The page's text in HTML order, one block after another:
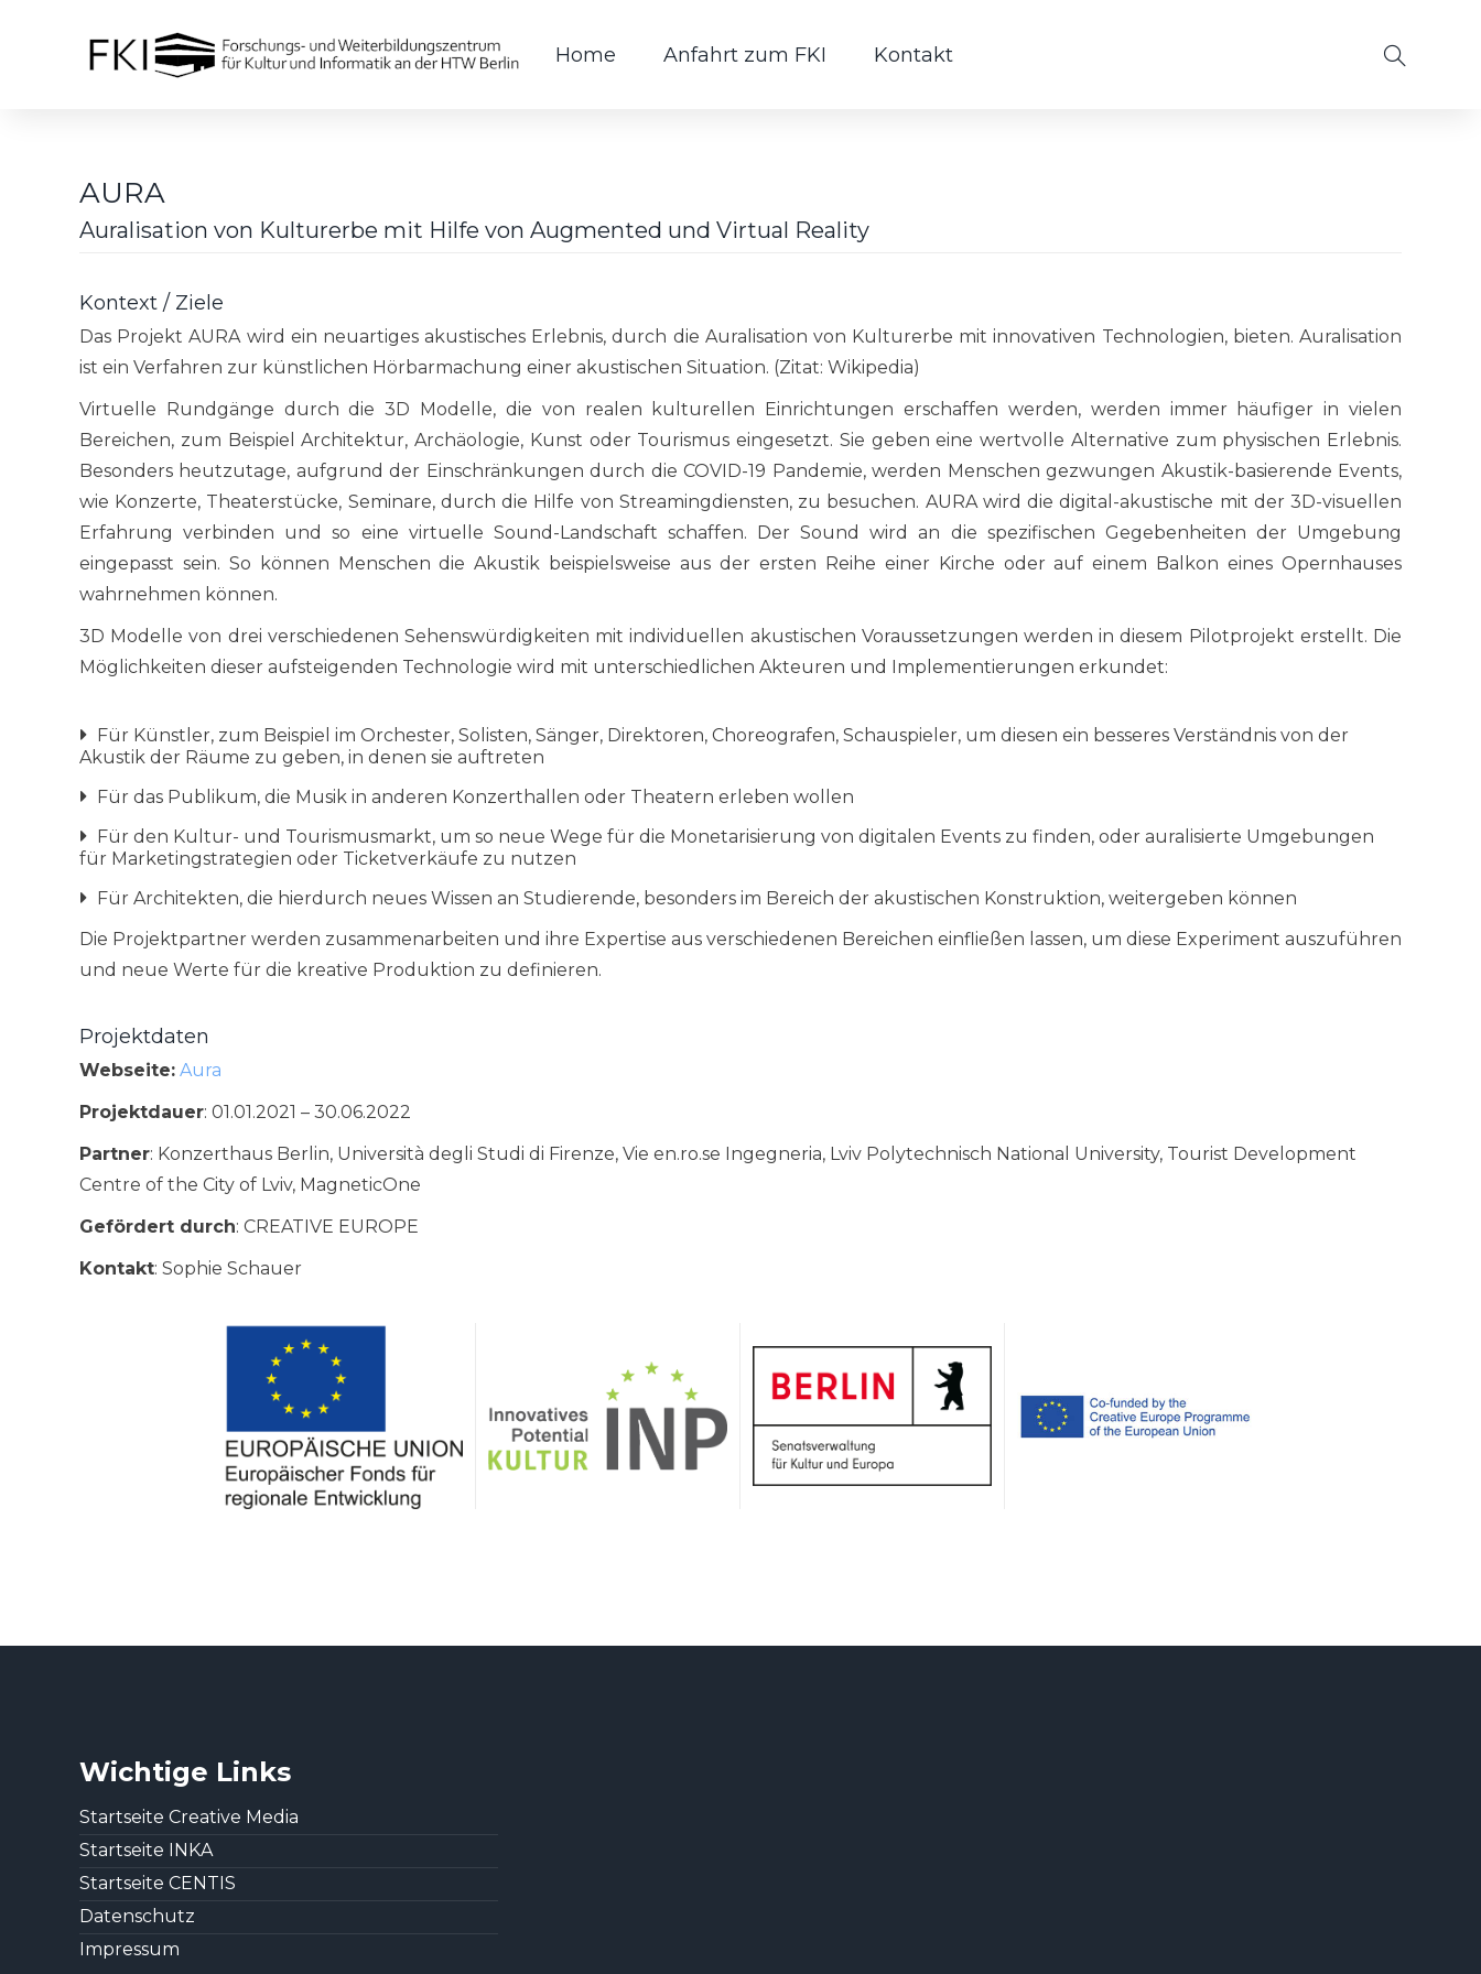
Home Anfahrt zum FKI Kontakt
AURA
Auralisation von Kulturerbe mit Hilfe von Augmented und Virtual Reality
Kontext / Ziele
Das Projekt AURA wird ein neuartiges akustisches Erlebnis, durch die Auralisation von Kulturerbe mit innovativen Technologien, bieten. Auralisation
ist ein Verfahren zur künstlichen Hörbarmachung einer akustischen Situation. (Zitat: Wikipedia)
Virtuelle Rundgänge durch die 3D Modelle, die von realen kulturellen Einrichtungen erschaffen werden, werden immer häufiger in vielen
Bereichen, zum Beispiel Architektur, Archäologie, Kunst oder Tourismus eingesetzt. Sie geben eine wertvolle Alternative zum physischen Erlebnis.
Besonders heutzutage, aufgrund der Einschränkungen durch die COVID-19 Pandemie, werden Menschen gezwungen Akustik-basierende Events,
wie Konzerte, Theaterstücke, Seminare, durch die Hilfe von Streamingdiensten, zu besuchen. AURA wird die digital-akustische mit der 3D-visuellen
Erfahrung verbinden und so eine virtuelle Sound-Landschaft schaffen. Der Sound wird an die spezifischen Gegebenheiten der Umgebung
eingepasst sein. So können Menschen die Akustik beispielsweise aus der ersten Reihe einer Kirche oder auf einem Balkon eines Opernhauses
wahrnehmen können.
3D Modelle von drei verschiedenen Sehenswürdigkeiten mit individuellen akustischen Voraussetzungen werden in diesem Pilotprojekt erstellt. Die
Möglichkeiten dieser aufsteigenden Technologie wird mit unterschiedlichen Akteuren und Implementierungen erkundet:
Für Künstler, zum Beispiel im Orchester, Solisten, Sänger, Direktoren, Choreografen, Schauspieler, um diesen ein besseres Verständnis von der
Akustik der Räume zu geben, in denen sie auftreten
Für das Publikum, die Musik in anderen Konzerthallen oder Theatern erleben wollen
Für den Kultur- und Tourismusmarkt, um so neue Wege für die Monetarisierung von digitalen Events zu finden, oder auralisierte Umgebungen
für Marketingstrategien oder Ticketverkäufe zu nutzen
Für Architekten, die hierdurch neues Wissen an Studierende, besonders im Bereich der akustischen Konstruktion, weitergeben können
Die Projektpartner werden zusammenarbeiten und ihre Expertise aus verschiedenen Bereichen einfließen lassen, um diese Experiment auszuführen
und neue Werte für die kreative Produktion zu definieren.
Projektdaten
Webseite: Aura
Projektdauer: 01.01.2021 – 30.06.2022
Partner: Konzerthaus Berlin, Università degli Studi di Firenze, Vie en.ro.se Ingegneria, Lviv Polytechnisch National University, Tourist Development
Centre of the City of Lviv, MagneticOne
Gefördert durch: CREATIVE EUROPE
Kontakt: Sophie Schauer
Wichtige Links
Startseite Creative Media
Startseite INKA
Startseite CENTIS
Datenschutz
Impressum